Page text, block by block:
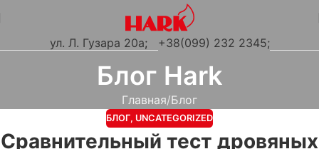
ул. Л. Гузара 20а; +38(099) 232 2345;
Блог Hark
Главная Блог
БЛОГ, UNCATEGORIZED
Сравнительный тест дровяных